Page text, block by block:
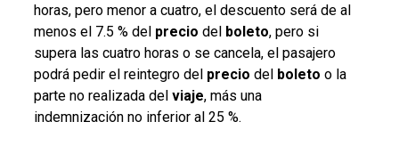
horas, pero menor a cuatro, el descuento será de al
menos el 7.5 % del precio del boleto, pero si
supera las cuatro horas o se cancela, el pasajero
podrá pedir el reintegro del precio del boleto o la
parte no realizada del viaje, más una
indemnización no inferior al 25 %.